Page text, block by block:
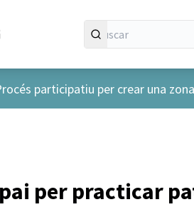
participatiu per crear una
per practicar